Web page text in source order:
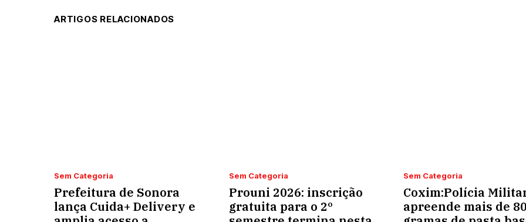
ARTIGOS RELACIONADOS
Sem Categoria
Prefeitura de Sonora
lança Cuida+ Delivery e
Sem Categoria
Prouni 2026: inscrição
gratuita para o 2º
Sem Categoria
Coxim:Polícia
apreende mais de